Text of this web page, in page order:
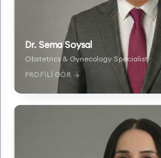
Dr. Sema Soysal
Obstetrics & Gynecology Specialist
PROFILI GÖR →